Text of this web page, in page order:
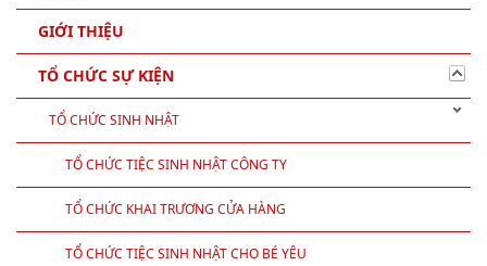
GIỚI THIỆU
TỔ CHỨC SỰ KIỆN
TỔ CHỨC SINH NHẬT
TỔ CHỨC TIỆC SINH NHẬT CÔNG TY
TỔ CHỨC KHAI TRƯƠNG CỬA HÀNG
TỔ CHỨC TIỆC SINH NHẬT CHO BÉ YÊU